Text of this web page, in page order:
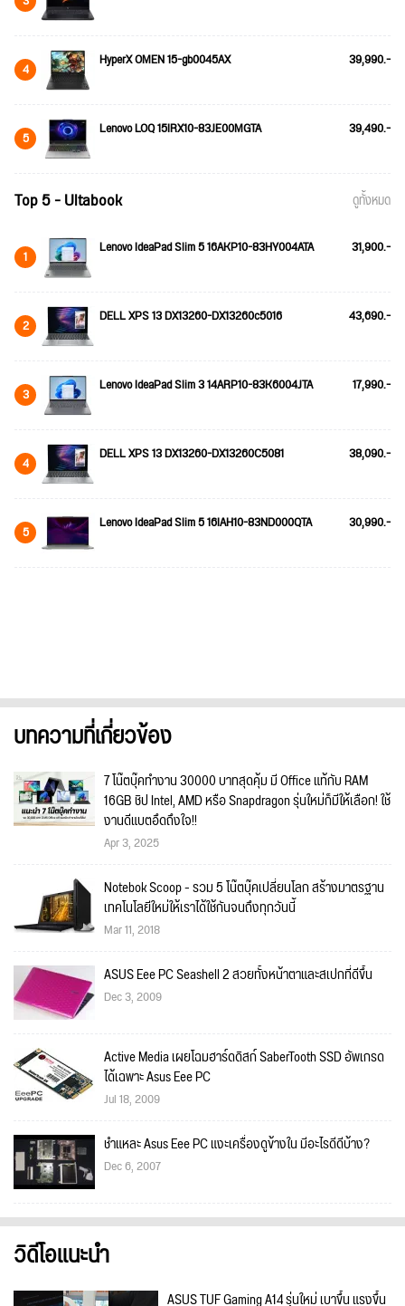
4 HyperX OMEN 15-gb0045AX 39,990.-
5 Lenovo LOQ 15IRX10-83JE00MGTA 39,490.-
Top 5 - Ultabook ดูทั้งหมด
1 Lenovo IdeaPad Slim 5 16AKP10-83HY004ATA 31,900.-
2 DELL XPS 13 DX13260-DX13260c5016 43,690.-
3 Lenovo IdeaPad Slim 3 14ARP10-83K6004JTA 17,990.-
4 DELL XPS 13 DX13260-DX13260C5081 38,090.-
5 Lenovo IdeaPad Slim 5 16IAH10-83ND000QTA 30,990.-
บทความที่เกี่ยวข้อง
7 โน๊ตบุ๊คทำงาน 30000 บาทสุดคุ้ม มี Office แท้กับ RAM
16GB ชิป Intel, AMD หรือ Snapdragon รุ่นใหม่ก็มีให้เลือก! ใช้
งานดีแบตอึดถึงใจ!!
Apr 3, 2025
Notebok Scoop - รวม 5 โน๊ตบุ๊คเปลี่ยนโลก สร้างมาตรฐาน
เทคโนโลยีใหม่ให้เราได้ใช้กันจนถึงทุกวันนี้
Mar 11, 2018
ASUS Eee PC Seashell 2 สวยทั้งหน้าตาและสเปกที่ดีขึ้น
Dec 3, 2009
Active Media เผยโฉมฮาร์ดดิสก์ SaberTooth SSD อัพเกรด
ได้เฉพาะ Asus Eee PC
Jul 18, 2009
ชำแหละ Asus Eee PC แงะเครื่องดูข้างใน มีอะไรดีดีบ้าง?
Dec 6, 2007
วิดีโอแนะนำ
ASUS TUF Gaming A14 รุ่นใหม่ เบาขึ้น แรงขึ้น